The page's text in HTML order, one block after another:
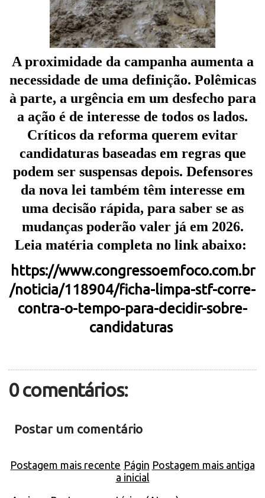
A proximidade da campanha aumenta a
necessidade de uma definição. Polêmicas
à parte, a urgência em um desfecho para
a ação é de interesse de todos os lados.
Críticos da reforma querem evitar
candidaturas baseadas em regras que
podem ser suspensas depois. Defensores
da nova lei também têm interesse em
uma decisão rápida, para saber se as
mudanças poderão valer já em 2026.
Leia matéria completa no link abaixo:
https://www.congressoemfoco.com.br
/noticia/118904/ficha-limpa-stf-corre-
contra-o-tempo-para-decidir-sobre-
candidaturas
0 comentários:
Postar um comentário
Postagem mais recente Postagem mais antiga
Págin
a inicial